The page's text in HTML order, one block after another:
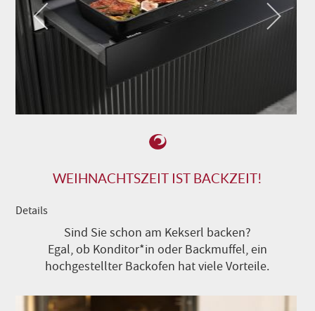
WEIHNACHTSZEIT IST BACKZEIT!
Details
Sind Sie schon am Kekserl backen?
Egal, ob Konditor*in oder Backmuffel, ein
hochgestellter Backofen hat viele Vorteile.